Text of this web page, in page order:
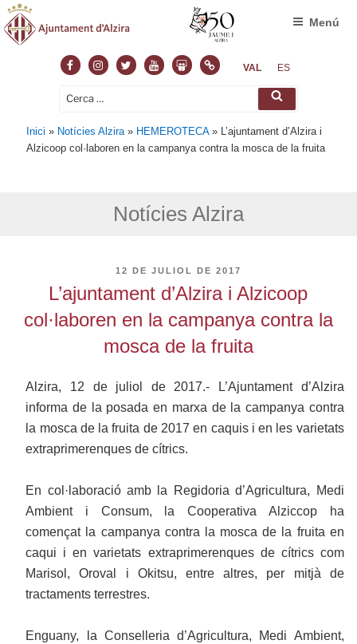
FacebookInstagram
TwitterYoutubeSlideshare
NormasVAL ES
Cerca: Cerca
Menú
Inici » Notícies Alzira » HEMEROTECA» L’ajuntament d’Alzira i
Alzicoop col·laboren en la campanya contra la mosca de la fruita
Notícies Alzira
PUBLICAT
12 DE JULIOL DE 2017
L’ajuntament d’Alzira i Alzicoop
col·laboren en la campanya contra la
mosca de la fruita
Alzira, 12 de juliol de 2017.- L’Ajuntament d’Alzira
informa de la posada en marxa de la campanya contra
la mosca de la fruita de 2017 en caquis i en les varietats
extraprimerenques de cítrics.
En col·laboració amb la Regidoria d’Agricultura, Medi
Ambient i Consum, la Cooperativa Alziccop ha
començat la campanya contra la mosca de la fruita en
caqui i en varietats extraprimerenques de cítrics com
Marisol, Oroval i Okitsu, entre altres, per mitjà de
tractaments terrestres.
Enguany, la Conselleria d’Agricultura, Medi Ambient,